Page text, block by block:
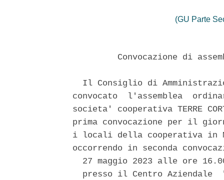
(GU Parte
Convocazione di
Il Consiglio di
convocato  l'assemblea
societa' cooperativa TERRE
prima convocazione per il
i locali della cooperativa in
occorrendo in seconda
27 maggio 2023 alle ore
presso il Centro Aziendale